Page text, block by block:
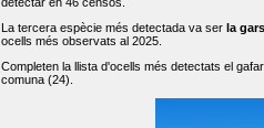
La tercera espècie més detectada va ser la
ocells més observats al 2025.
Completen la llista d'ocells més detectats el
comuna (24).